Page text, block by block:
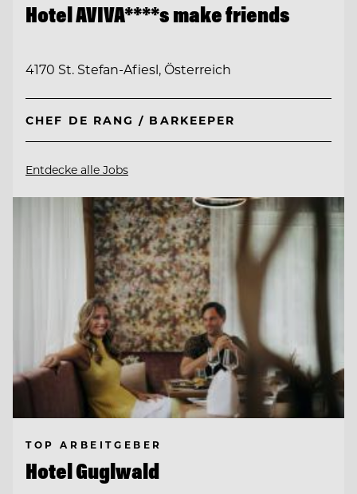
Hotel AVIVA****s make friends
4170 St. Stefan-Afiesl, Österreich
CHEF DE RANG / BARKEEPER
Entdecke alle Jobs
TOP ARBEITGEBER
Hotel Guglwald